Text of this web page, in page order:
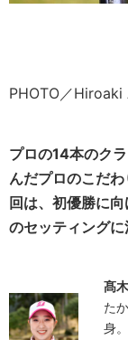
PHOTO／Hiroaki
プロの14本のク
んだプロのこだ
回は、初優勝に
のセッティングに
髙
た
身